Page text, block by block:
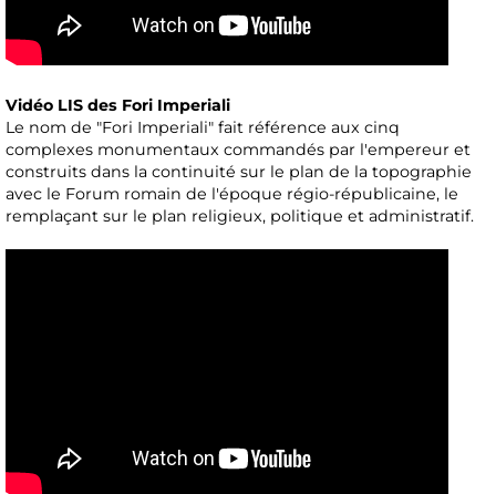
Vidéo LIS des Fori Imperiali
Le nom de "Fori Imperiali" fait référence aux cinq
complexes monumentaux commandés par l'empereur et
construits dans la continuité sur le plan de la topographie
avec le Forum romain de l'époque régio-républicaine, le
remplaçant sur le plan religieux, politique et administratif.